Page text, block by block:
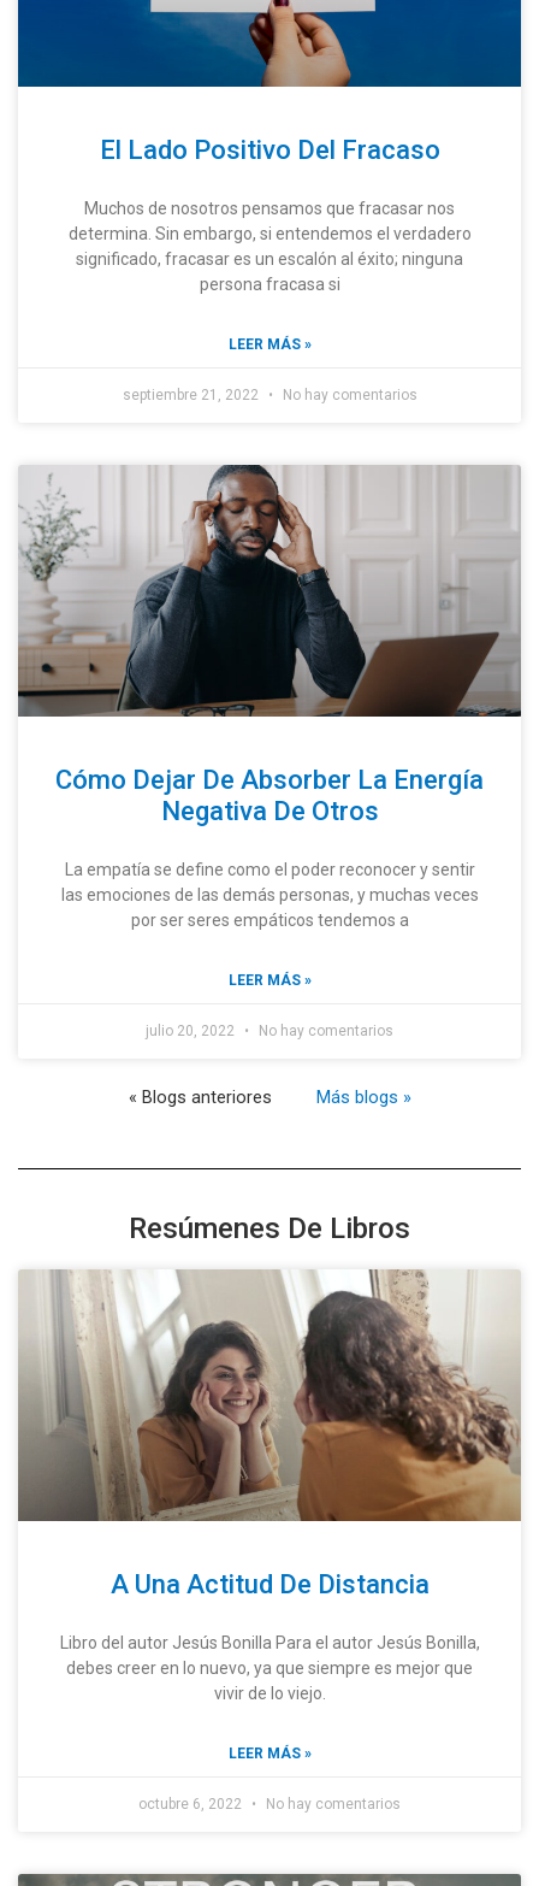
El Lado Positivo Del Fracaso
Muchos de nosotros pensamos que fracasar nos
determina. Sin embargo, si entendemos el verdadero
significado, fracasar es un escalón al éxito; ninguna
persona fracasa si
LEER MÁS »
septiembre 21, 2022 No hay comentarios
Cómo Dejar De Absorber La Energía
Negativa De Otros
La empatía se define como el poder reconocer y sentir
las emociones de las demás personas, y muchas veces
por ser seres empáticos tendemos a
LEER MÁS »
julio 20, 2022 No hay comentarios
« Blogs anteriores Más blogs »
Resúmenes De Libros
A Una Actitud De Distancia
Libro del autor Jesús Bonilla Para el autor Jesús Bonilla,
debes creer en lo nuevo, ya que siempre es mejor que
vivir de lo viejo.
LEER MÁS »
octubre 6, 2022 No hay comentarios